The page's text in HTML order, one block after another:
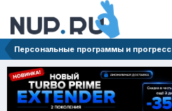
Персональные программы и прогресс